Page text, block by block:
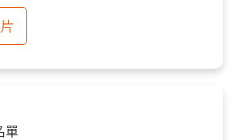
單